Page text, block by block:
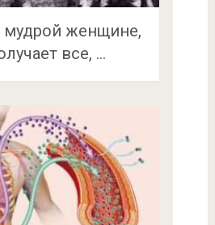
мудрой женщине,
все, …